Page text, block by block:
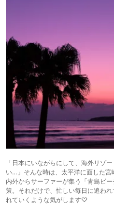
「日本にいながらにして、海外リゾ
い…」そんな時は、太平洋に面した
内外からサーファーが集う「青島ビ
策。それだけで、忙しい毎日に追わ
れていくような気がします♡